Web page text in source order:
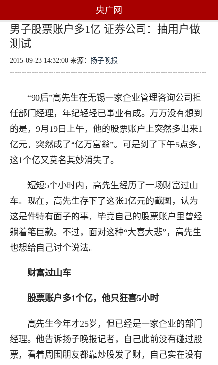
央广网
男子股票账户多1亿 证券公司：抽用户做
测试
2015-09-23 14:32:00 来源： 扬子晚报
“90后”高先生在无锡一家企业管理咨询公司担
任部门经理，年纪轻轻已事业有成。万万没有想到
的是，9月19日上午，他的股票账户上突然多出来1
亿元，突然成了“亿万富翁”。可是到了下午5点多，
这1个亿又莫名其妙消失了。
短短5个小时内，高先生经历了一场财富过山
车。现在，高先生存下了这张1亿元的截图，认为
这是件特有面子的事，毕竟自己的股票账户里曾经
躺着笔巨款。不过，面对这种“大喜大悲”，高先生
也想给自己讨个说法。
财富过山车
股票账户多1个亿，他只狂喜5小时
高先生今年才25岁，但已经是一家企业的部门
经理。他告诉扬子晚报记者，自己此前没有碰过股
票，看着周围朋友都靠炒股发了财，自己实在没有